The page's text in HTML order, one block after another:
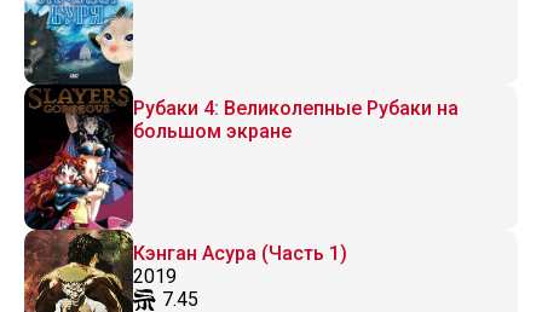
Рубаки 4: Великолепные Рубаки на
большом экране
Кэнган Асура (Часть 1)
2019
7.45